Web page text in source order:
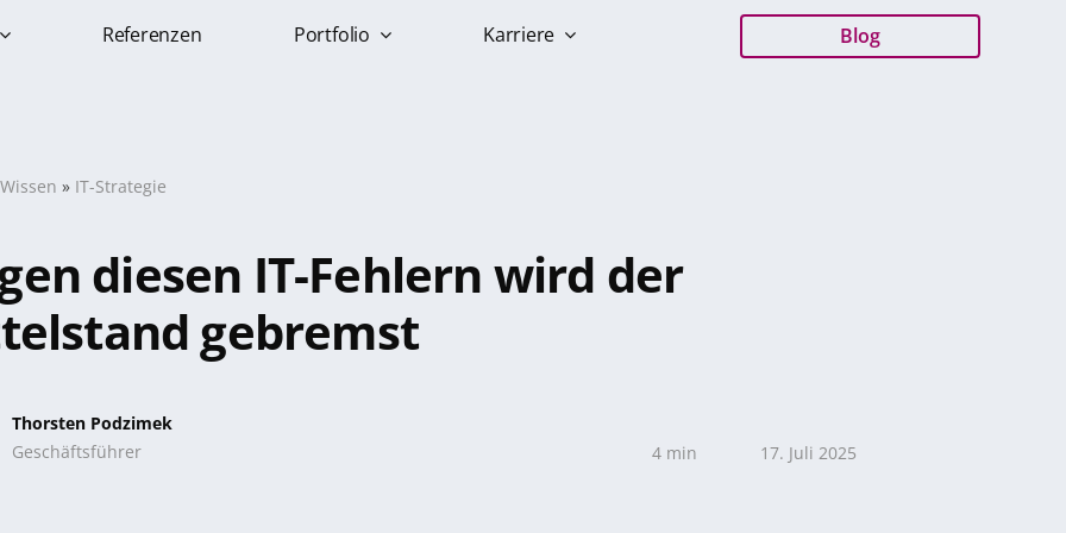
Referenzen Portfolio Karriere Blog
» IT-Strategie
diesen IT-Fehlern wird der
gebremst
Thorsten Podzimek
Geschäftsführer
4 min 17. Juli 2025